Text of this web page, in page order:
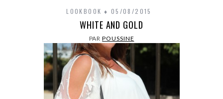
LOOKBOOK 05/08/2015
WHITE AND GOLD
PARPOUSSINE